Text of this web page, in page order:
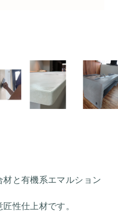
材と有機系エマルション
性仕上材です。